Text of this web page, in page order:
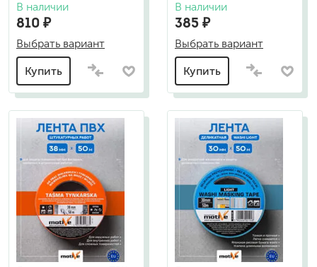
В наличии
810 ₽
Выбрать вариант
Купить
В наличии
385 ₽
Выбрать вариант
Купить